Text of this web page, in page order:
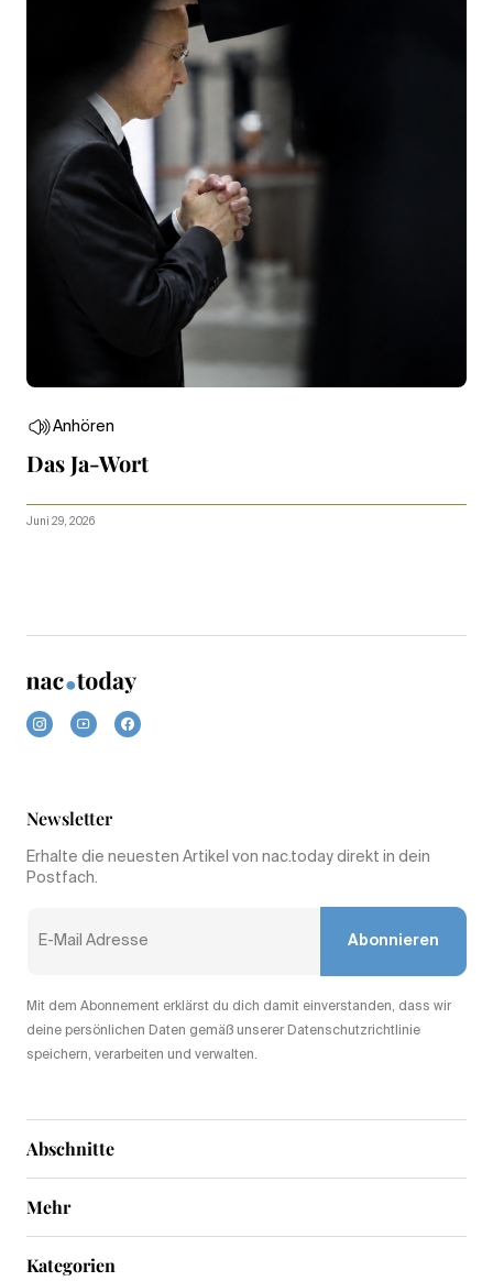
Anhören
Das Ja-Wort
Juni 29, 2026
Abschnitte
Mehr
Newsletter
Erhalte die neuesten Artikel von nac.today direkt in dein
Postfach.
Abonnieren
Mit dem Abonnement erklärst du dich damit einverstanden, dass wir
deine persönlichen Daten gemäß unserer Datenschutzrichtlinie
speichern, verarbeiten und verwalten.
Kategorien